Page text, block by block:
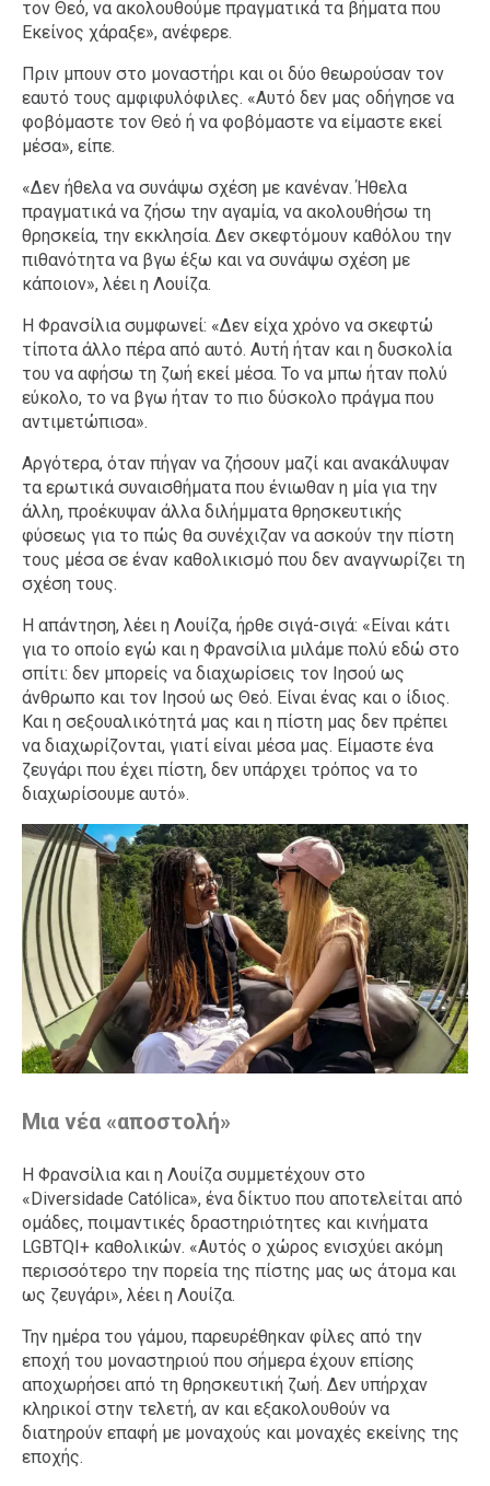
τον Θεό, να ακολουθούμε πραγματικά τα βήματα που
Εκείνος χάραξε», ανέφερε.
Πριν μπουν στο μοναστήρι και οι δύο θεωρούσαν τον
εαυτό τους αμφιφυλόφιλες. «Αυτό δεν μας οδήγησε να
φοβόμαστε τον Θεό ή να φοβόμαστε να είμαστε εκεί
μέσα», είπε.
«Δεν ήθελα να συνάψω σχέση με κανέναν. Ήθελα
πραγματικά να ζήσω την αγαμία, να ακολουθήσω τη
θρησκεία, την εκκλησία. Δεν σκεφτόμουν καθόλου την
πιθανότητα να βγω έξω και να συνάψω σχέση με
κάποιον», λέει η Λουίζα.
Η Φρανσίλια συμφωνεί: «Δεν είχα χρόνο να σκεφτώ
τίποτα άλλο πέρα από αυτό. Αυτή ήταν και η δυσκολία
του να αφήσω τη ζωή εκεί μέσα. Το να μπω ήταν πολύ
εύκολο, το να βγω ήταν το πιο δύσκολο πράγμα που
αντιμετώπισα».
Αργότερα, όταν πήγαν να ζήσουν μαζί και ανακάλυψαν
τα ερωτικά συναισθήματα που ένιωθαν η μία για την
άλλη, προέκυψαν άλλα διλήμματα θρησκευτικής
φύσεως για το πώς θα συνέχιζαν να ασκούν την πίστη
τους μέσα σε έναν καθολικισμό που δεν αναγνωρίζει τη
σχέση τους.
Η απάντηση, λέει η Λουίζα, ήρθε σιγά-σιγά: «Είναι κάτι
για το οποίο εγώ και η Φρανσίλια μιλάμε πολύ εδώ στο
σπίτι: δεν μπορείς να διαχωρίσεις τον Ιησού ως
άνθρωπο και τον Ιησού ως Θεό. Είναι ένας και ο ίδιος.
Και η σεξουαλικότητά μας και η πίστη μας δεν πρέπει
να διαχωρίζονται, γιατί είναι μέσα μας. Είμαστε ένα
ζευγάρι που έχει πίστη, δεν υπάρχει τρόπος να το
διαχωρίσουμε αυτό».
Μια νέα «αποστολή»
Η Φρανσίλια και η Λουίζα συμμετέχουν στο
«Diversidade Católica», ένα δίκτυο που αποτελείται από
ομάδες, ποιμαντικές δραστηριότητες και κινήματα
LGBTQI+ καθολικών. «Αυτός ο χώρος ενισχύει ακόμη
περισσότερο την πορεία της πίστης μας ως άτομα και
ως ζευγάρι», λέει η Λουίζα.
Την ημέρα του γάμου, παρευρέθηκαν φίλες από την
εποχή του μοναστηριού που σήμερα έχουν επίσης
αποχωρήσει από τη θρησκευτική ζωή. Δεν υπήρχαν
κληρικοί στην τελετή, αν και εξακολουθούν να
διατηρούν επαφή με μοναχούς και μοναχές εκείνης της
εποχής.